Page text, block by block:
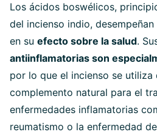
Los ácidos boswélicos,
del incienso indio,
en su efecto sobre la salud.
antiinflamatorias son
por lo que el incienso se utiliza
complemento natural para el
enfermedades inflamatorias
reumatismo o la enfermedad